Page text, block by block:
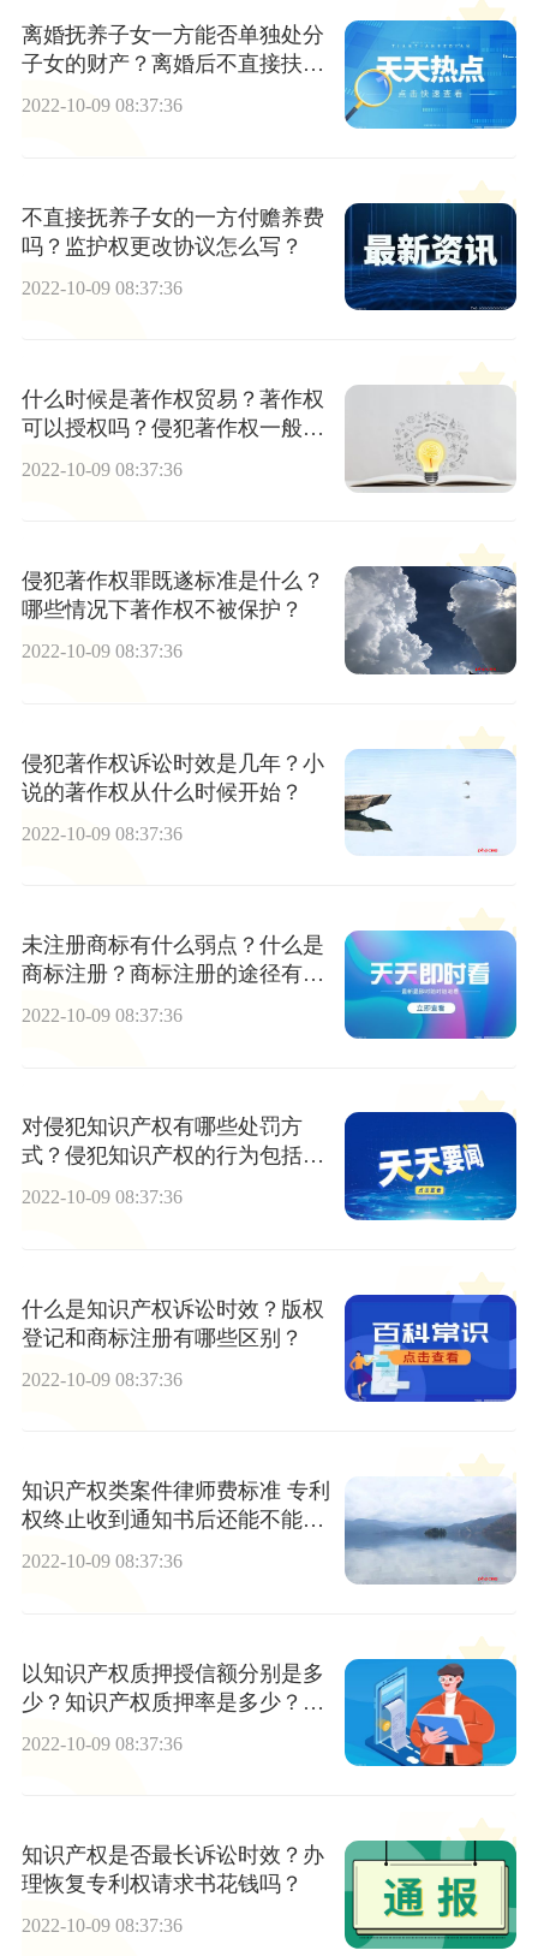
离婚抚养子女一方能否单独处分
子女的财产？离婚后不直接扶养
孩子的一方权利义务有哪些？
2022-10-09 08:37:36
不直接抚养子女的一方付赡养费
吗？监护权更改协议怎么写？
2022-10-09 08:37:36
什么时候是著作权贸易？著作权
可以授权吗？侵犯著作权一般赔
2022-10-09 08:37:36
侵犯著作权罪既遂标准是什么？
哪些情况下著作权不被保护？
2022-10-09 08:37:36
侵犯著作权诉讼时效是几年？小
说的著作权从什么时候开始？
2022-10-09 08:37:36
未注册商标有什么弱点？什么是
商标注册？商标注册的途径有哪
些？
2022-10-09 08:37:36
对侵犯知识产权有哪些处罚方
式？侵犯知识产权的行为包括哪
些？
2022-10-09 08:37:36
什么是知识产权诉讼时效？版权
登记和商标注册有哪些区别？
2022-10-09 08:37:36
知识产权类案件律师费标准 专利
权终止收到通知书后还能不能恢
复？
2022-10-09 08:37:36
以知识产权质押授信额分别是多
少？知识产权质押率是多少？专
2022-10-09 08:37:36
知识产权是否最长诉讼时效？办
理恢复专利权请求书花钱吗？
2022-10-09 08:37:36